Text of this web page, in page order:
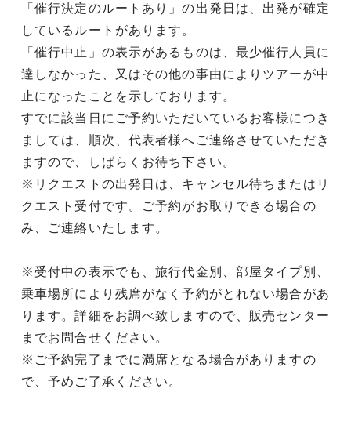
「催行決定のルートあり」の出発日は、出発が確定
しているルートがあります。
「催行中止」の表示があるものは、最少催行人員に
達しなかった、又はその他の事由によりツアーが中
止になったことを示しております。
すでに該当日にご予約いただいているお客様につき
ましては、順次、代表者様へご連絡させていただき
ますので、しばらくお待ち下さい。
※リクエストの出発日は、キャンセル待ちまたはリ
クエスト受付です。ご予約がお取りできる場合の
み、ご連絡いたします。
※受付中の表示でも、旅行代金別、部屋タイプ別、
乗車場所により残席がなく予約がとれない場合があ
ります。詳細をお調べ致しますので、販売センター
までお問合せください。
※ご予約完了までに満席となる場合がありますの
で、予めご了承ください。